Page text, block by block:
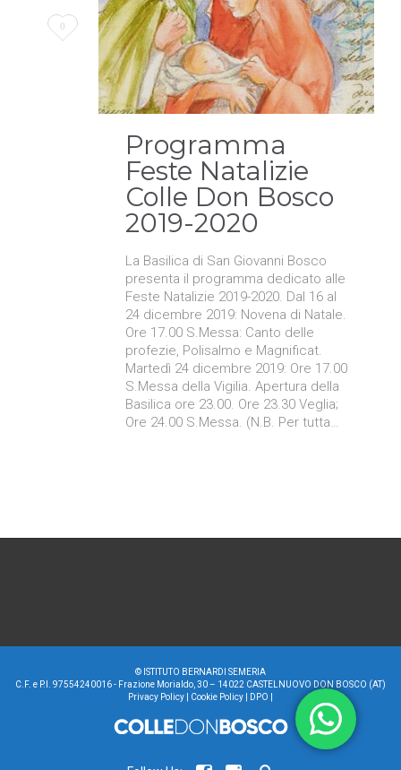
Love
0
Programma
Feste Natalizie
Colle Don Bosco
2019-2020
La Basilica di San Giovanni Bosco
presenta il programma dedicato alle
Feste Natalizie 2019-2020. Dal 16 al
24 dicembre 2019: Novena di Natale.
Ore 17.00 S.Messa: Canto delle
profezie, Polisalmo e Magnificat.
Martedì 24 dicembre 2019: Ore 17.00
S.Messa della Vigilia. Apertura della
Basilica ore 23.00. Ore 23.30 Veglia;
Ore 24.00 S.Messa. (N.B. Per tutta…
© ISTITUTO BERNARDI SEMERIA
C.F. e P.I. 97554240016 - Frazione Morialdo, 30 – 14022 CASTELNUOVO DON BOSCO (AT)
Privacy Policy
Cookie Policy DPO